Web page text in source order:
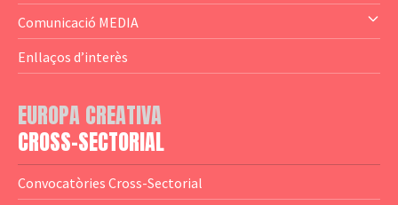
— Altres
— El subprograma MEDIA
— Agència Executiva
— Logotips
Comunicació MEDIA
— Estrenes a Catalunya
— Notícies
— Publicacions
— Guies MEDIA
Enllaços d’interès
EUROPA CREATIVA
CROSS-SECTORIAL
Convocatòries Cross-Sectorial